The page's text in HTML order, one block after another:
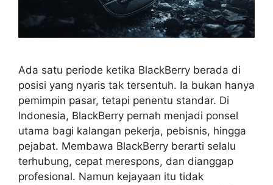
Ada satu periode ketika BlackBerry berada di
posisi yang nyaris tak tersentuh. Ia bukan hanya
pemimpin pasar, tetapi penentu standar. Di
Indonesia, BlackBerry pernah menjadi ponsel
utama bagi kalangan pekerja, pebisnis, hingga
pejabat. Membawa BlackBerry berarti selalu
terhubung, cepat merespons, dan dianggap
profesional. Namun kejayaan itu tidak